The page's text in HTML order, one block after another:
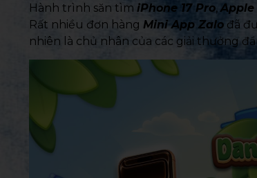
Hành trình săn tìm iPhone 17 Pro,Apple
Rất nhiều đơn hàng Mini App Zalo đã
nhiên là chủ nhân của các giải thưởng